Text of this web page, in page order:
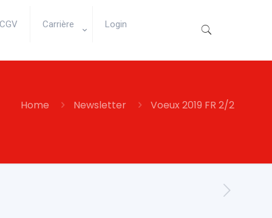
Carrière Login
Home Newsletter Voeux 2019 FR 2/2